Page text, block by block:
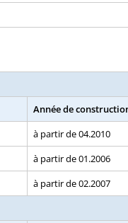
Année de
à partir de 04.2010
à partir de 01.2006
à partir de 02.2007